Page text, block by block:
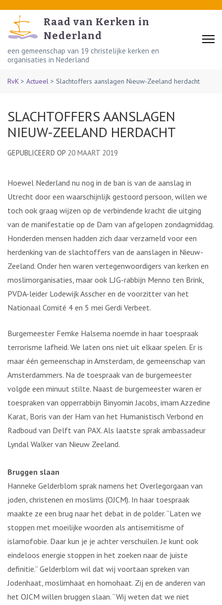
content
(Press
Enter)
Raad van Kerken in
Nederland
een gemeenschap van 19 christelijke kerken en
organisaties in Nederland
RvK > Actueel > Slachtoffers aanslagen Nieuw-Zeeland herdacht
SLACHTOFFERS AANSLAGEN
NIEUW-ZEELAND HERDACHT
GEPUBLICEERD OP 20 MAART 2019
Hoewel Nederland nu nog in de ban is van de aanslag in
Utrecht door een waarschijnlijk gestoord persoon, willen we
toch ook graag wijzen op de verbindende kracht die uitging
van de manifestatie op de Dam van afgelopen zondagmiddag.
Honderden mensen hadden zich daar verzameld voor een
herdenking van de slachtoffers van de aanslagen in Nieuw-
Zeeland. Onder hen waren vertegenwoordigers van kerken en
moslimorganisaties, maar ook LJG-rabbijn Menno ten Brink,
PVDA-leider Lodewijk Asscher en de voorzitter van het
Nationaal Comité 4 en 5 mei Gerdi Verbeet.
Burgemeester Femke Halsema noemde in haar toespraak
terrorisme lafheid. We laten ons niet uit elkaar spelen. Er is
maar één gemeenschap in Amsterdam, de gemeenschap van
Amsterdammers. Na de toespraak van de burgemeester
volgde een minuut stilte. Naast de burgemeester waren er
toespraken van opperrabbijn Binyomin Jacobs, imam Azzedine
Karat, Boris van der Ham van het Humanistisch Verbond en
Radboud van Delft van PAX. Als laatste sprak ambassadeur
Lyndal Walker van Nieuw Zeeland.
Bruggen slaan
Hanneke Gelderblom sprak namens het Overlegorgaan van
joden, christenen en moslims (OJCM). In haar toespraak
maakte ze een brug naar het debat in de polder. “Laten we
stoppen met moeilijke woorden als antisemitisme of
islamofobie. Daar kun je je achter verschuilen. Je kunt ook
eindeloos energie stoppen in het zoeken naar de juiste
definitie.” Gelderblom wil dat wij voortaan spreken van
Jodenhaat, moslimhaat en homohaat. Zij en de anderen van
het OJCM willen bruggen slaan. “Wij weten dat we niet